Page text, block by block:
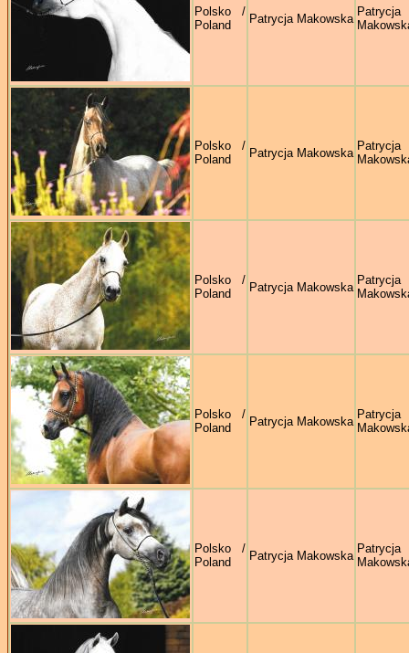
Polsko /
Poland
Patrycja Makowska
Patrycja
Polsko /
Poland
Patrycja Makowska
Patrycja
Polsko /
Poland
Patrycja Makowska
Patrycja
Polsko /
Poland
Patrycja Makowska
Patrycja
Polsko /
Poland
Patrycja Makowska
Patrycja